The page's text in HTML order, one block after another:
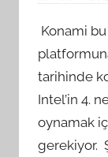
Konami
tarihinde
Intel’in 4.
oynamak
gerekiyor.